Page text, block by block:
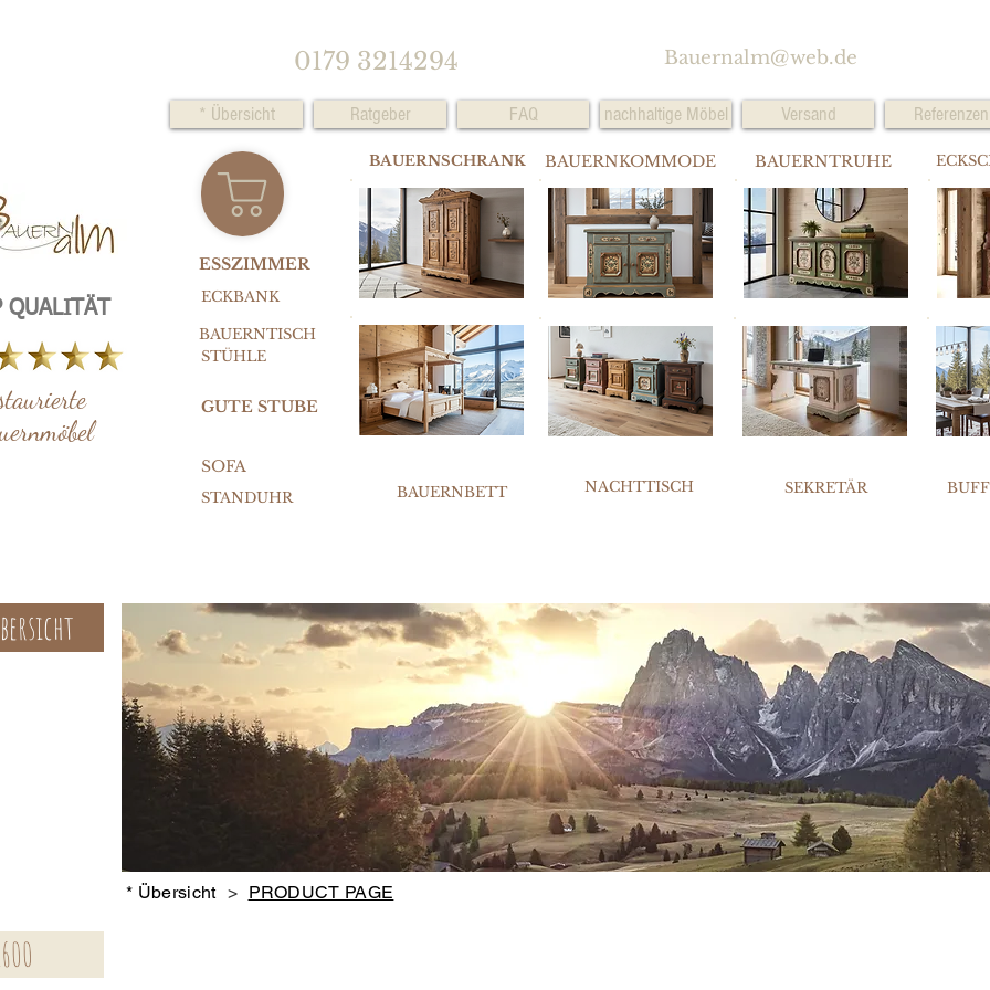
0179 3214294 Bauernalm@web.de
QUALITÄT
* Übersicht Ratgeber FAQ nachhaltige Möbel Versand Referenzen
ESSZIMMER
ECKBANK
BAUERNTISCH
STÜHLE
GUTE STUBE
BAUERNSCHRANK BAUERNKOMMODE BAUERNTRUHE
SOFA
STANDUHR BAUERNBETT NACHTTISCH SEKRETÄR
* Übersicht > PRODUCT PAGE